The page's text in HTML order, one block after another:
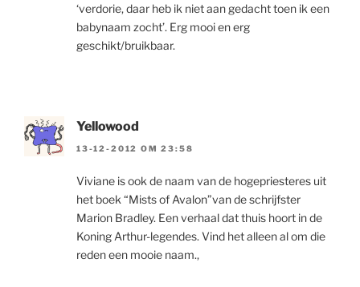
‘verdorie, daar heb ik niet aan gedacht toen ik een
babynaam zocht’. Erg mooi en erg
geschikt/bruikbaar.
Yellowood
13-12-2012 OM 23:58
Viviane is ook de naam van de hogepriesteres uit
het boek “Mists of Avalon”van de schrijfster
Marion Bradley. Een verhaal dat thuis hoort in de
Koning Arthur-legendes. Vind het alleen al om die
reden een mooie naam.,